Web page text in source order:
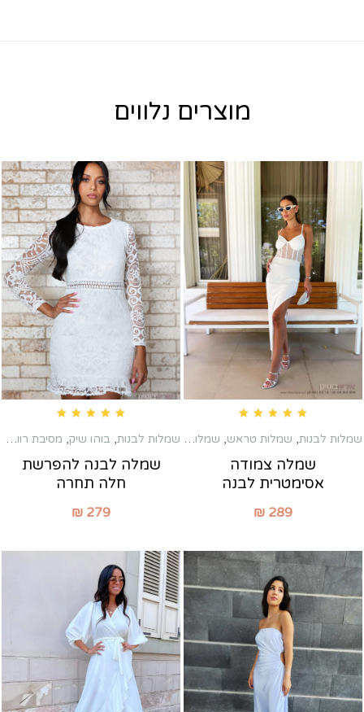
מוצרים נלווים
שמלות לבנות, שמלות טראש, שמלות כלה שניה ,שמלות מיני
שמלה צמודה
אסימטרית לבנה
₪ 289
שמלות לבנות, בוהו שיק, מסיבת רווקות
שמלה לבנה להפרשת
חלה תחרה
₪ 279